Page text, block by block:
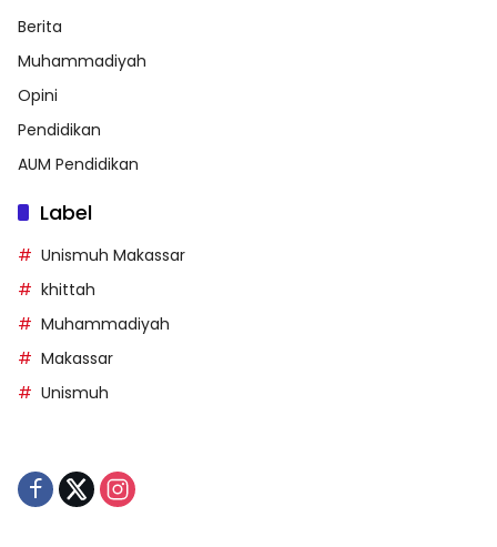
Berita
Muhammadiyah
Opini
Pendidikan
AUM Pendidikan
Label
Unismuh Makassar
khittah
Muhammadiyah
Makassar
Unismuh